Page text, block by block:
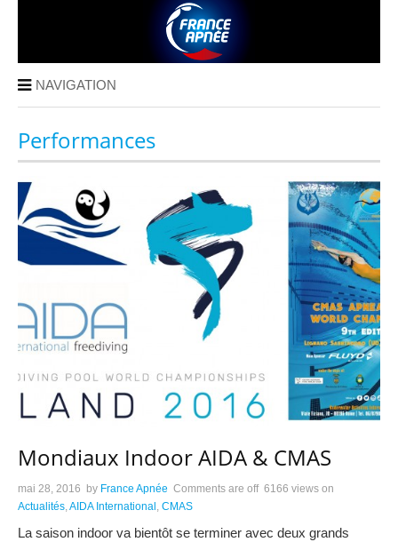
NAVIGATION
Performances
Mondiaux Indoor AIDA & CMAS
mai 28, 2016 by France Apnée Comments are off 6166 views on
Actualités,AIDA International , CMAS
La saison indoor va bientôt se terminer avec deux grands